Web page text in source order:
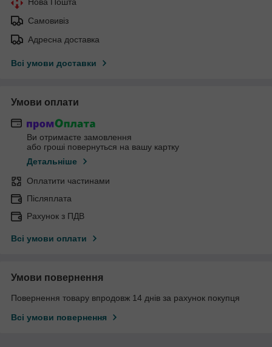
Самовивіз
Адресна доставка
Всі умови доставки
Умови оплати
Ви отримаєте замовлення
або гроші повернуться на вашу картку
Детальніше
Оплатити частинами
Післяплата
Рахунок з ПДВ
Всі умови оплати
Умови повернення
Повернення товару впродовж 14 днів за рахунок покупця
Всі умови повернення